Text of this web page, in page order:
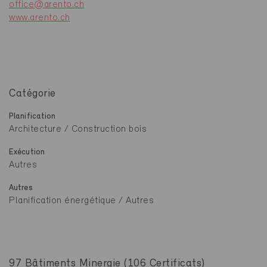
office@arento.ch
www.arento.ch
Catégorie
Planification
Architecture / Construction bois
Exécution
Autres
Autres
Planification énergétique / Autres
97 Bâtiments Minergie (106 Certificats)